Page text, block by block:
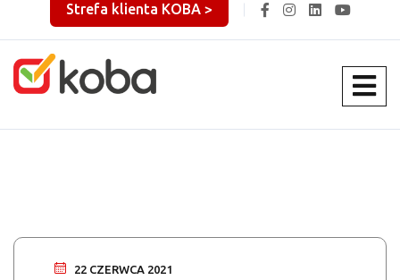
Strefa klienta KOBA >
22 CZERWCA 2021